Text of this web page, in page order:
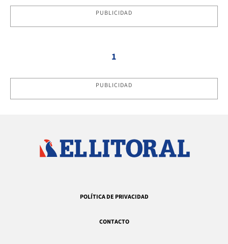
PUBLICIDAD
1
PUBLICIDAD
POLÍTICA DE PRIVACIDAD
CONTACTO